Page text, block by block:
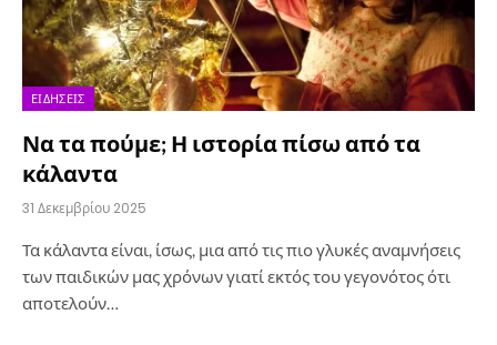
ΕΙΔΉΣΕΙΣ
Να τα πούμε; Η ιστορία πίσω από τα
κάλαντα
31 Δεκεμβρίου 2025
Τα κάλαντα είναι, ίσως, μια από τις πιο γλυκές αναμνήσεις
των παιδικών μας χρόνων γιατί εκτός του γεγονότος ότι
αποτελούν…